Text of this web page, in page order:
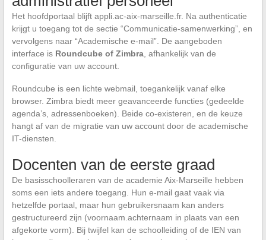
Het hoofdportaal blijft appli.ac-aix-marseille.fr. Na authenticatie
krijgt u toegang tot de sectie “Communicatie-samenwerking”, en
vervolgens naar “Academische e-mail”. De aangeboden
interface is Roundcube of Zimbra, afhankelijk van de
configuratie van uw account.
Roundcube is een lichte webmail, toegankelijk vanaf elke
browser. Zimbra biedt meer geavanceerde functies (gedeelde
agenda’s, adressenboeken). Beide co-existeren, en de keuze
hangt af van de migratie van uw account door de academische
IT-diensten.
Docenten van de eerste graad
De basisschoolleraren van de academie Aix-Marseille hebben
soms een iets andere toegang. Hun e-mail gaat vaak via
hetzelfde portaal, maar hun gebruikersnaam kan anders
gestructureerd zijn (voornaam.achternaam in plaats van een
afgekorte vorm). Bij twijfel kan de schoolleiding of de IEN van